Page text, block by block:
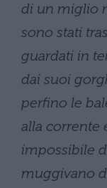
di un miglio
sono stati
guardati in
dai suoi
perfino le
alla corrente
impossibile
muggivano